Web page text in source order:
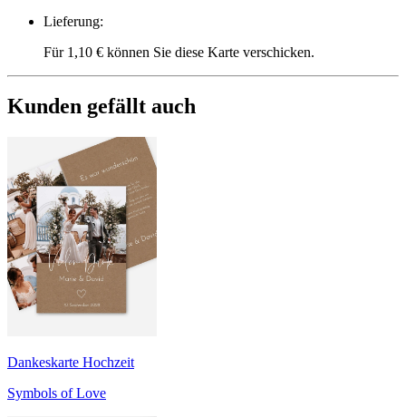
Lieferung:
Für 1,10 € können Sie diese Karte verschicken.
Kunden gefällt auch
Dankeskarte Hochzeit
Symbols of Love